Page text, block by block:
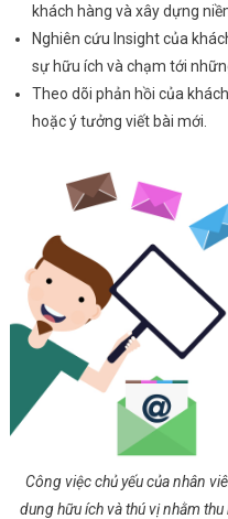
khách hàng và xây dựng
Nghiên cứu Insight của
sự hữu ích và chạm tới
Theo dõi phản hồi của
hoặc ý tưởng viết bài mới.
Công việc chủ yếu của nhân
dung hữu ích và thú vị nhằm